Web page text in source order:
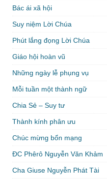
Bác ái xã hội
Suy niệm Lời Chúa
Phút lắng đọng Lời Chúa
Giáo hội hoàn vũ
Những ngày lễ phụng vụ
Mỗi tuần một thành ngữ
Chia Sẻ – Suy tư
Thành kính phân ưu
Chúc mừng bổn mạng
ĐC Phêrô Nguyễn Văn Khảm
Cha Giuse Nguyễn Phát Tài